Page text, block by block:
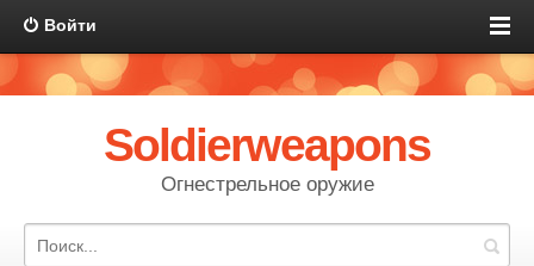
Войти
Soldierweapons
Огнестрельное оружие